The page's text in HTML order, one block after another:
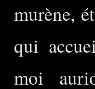
murène,
qui
moi